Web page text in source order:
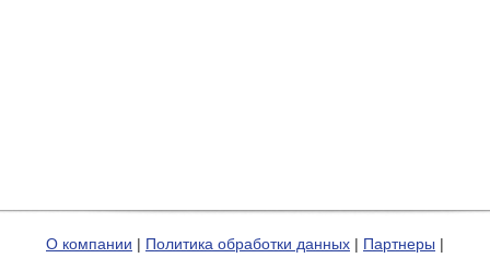
О компании | Политика обработки данных | Партнеры |